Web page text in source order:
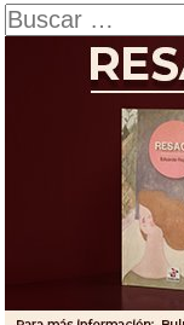
Buscar: